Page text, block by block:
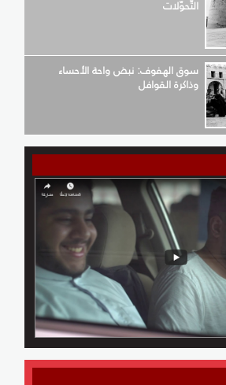
التّحوّلات
سوق الهفوف: نبض واحة الأحساء
وذاكرة القوافل